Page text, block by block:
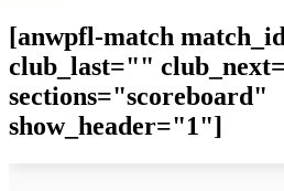
[anwpfl-match
club_last=""
sections="scoreboard"
show_header="1"]